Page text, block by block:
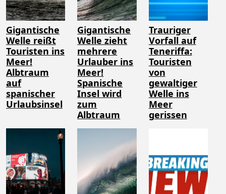
Gigantische
Welle reißt
Touristen ins
Meer!
Albtraum
auf
spanischer
Urlaubsinsel
Gigantische
Welle zieht
mehrere
Urlauber ins
Meer!
Spanische
Insel wird
zum
Albtraum
Trauriger
Vorfall auf
Teneriffa:
Touristen
von
gewaltiger
Welle ins
Meer
gerissen